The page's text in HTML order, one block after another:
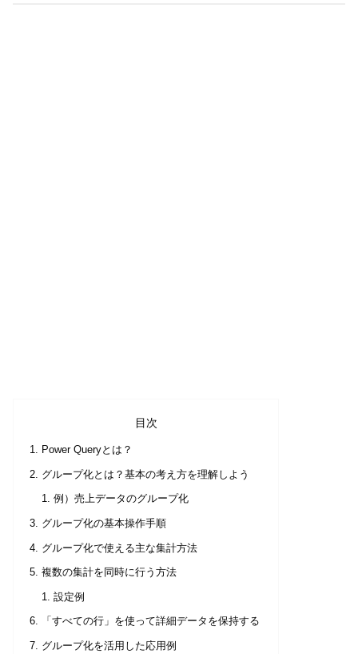
目次
Power Queryとは？
グループ化とは？基本の考え方を理解しよう
例）売上データのグループ化
グループ化の基本操作手順
グループ化で使える主な集計方法
複数の集計を同時に行う方法
設定例
「すべての行」を使って詳細データを保持する
グループ化を活用した応用例